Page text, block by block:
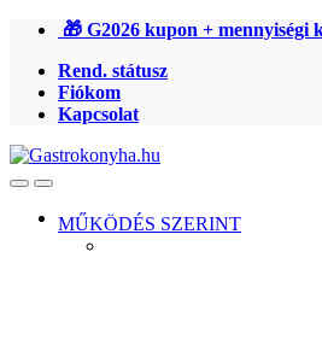
Ugrás
navigációhoz
Ugrás
tartalomra
🎁 G2026 kupon + mennyiségi
Rend. státusz
Fiókom
Kapcsolat
OpenClose
MŰKÖDÉS SZERINT